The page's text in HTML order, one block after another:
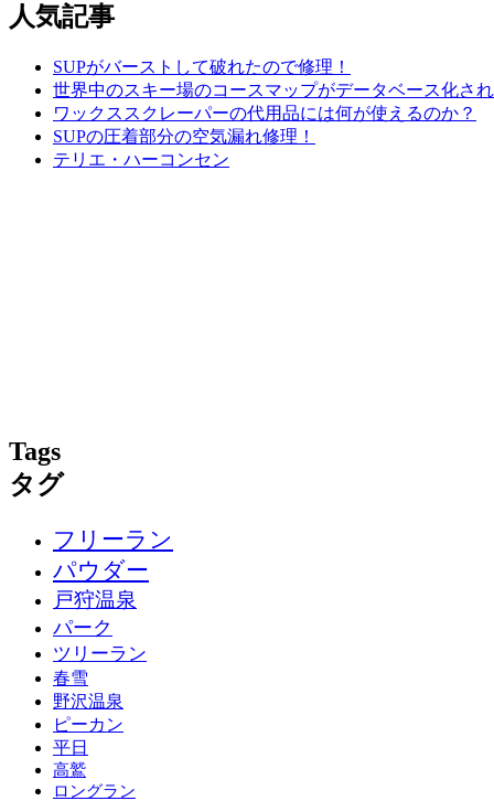
人気記事
SUPがバーストして破れたので修理！
世界中のスキー場のコースマップがデータベース化さ
ワックススクレーパーの代用品には何が使えるのか？
SUPの圧着部分の空気漏れ修理！
テリエ・ハーコンセン
Tags
タグ
フリーラン
パウダー
戸狩温泉
パーク
ツリーラン
春雪
野沢温泉
ピーカン
平日
高鷲
ロングラン